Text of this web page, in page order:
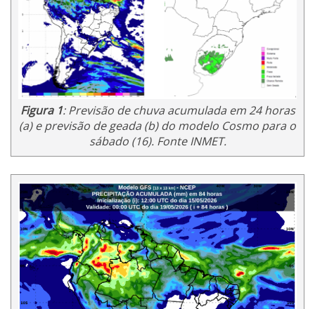
Figura 1: Previsão de chuva acumulada em 24 horas
(a) e previsão de geada (b) do modelo Cosmo para o
sábado (16). Fonte INMET.